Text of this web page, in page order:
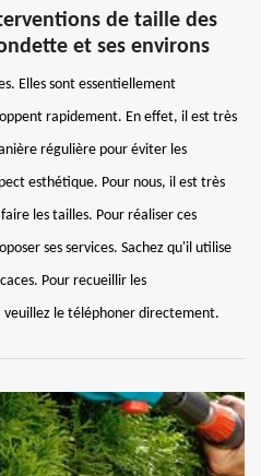
de taille des
et ses environs
Elles sont essentiellement
rapidement. En effet, il est très
régulière pour éviter les
esthétique. Pour nous, il est très
les tailles. Pour réaliser ces
ses services. Sachez qu'il utilise
Pour recueillir les
le téléphoner directement.